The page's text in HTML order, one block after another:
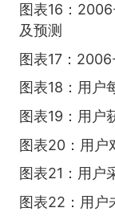
图表16：
及预测
图表17：
图表18：用户
图表19：用户
图表20：用户
图表21：用户
图表22：用户